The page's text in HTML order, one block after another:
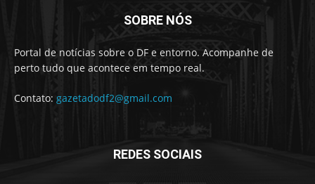
SOBRE NÓS
Portal de notícias sobre o DF e entorno. Acompanhe de
perto tudo que acontece em tempo real.
Contato: gazetadodf2@gmail.com
REDES SOCIAIS